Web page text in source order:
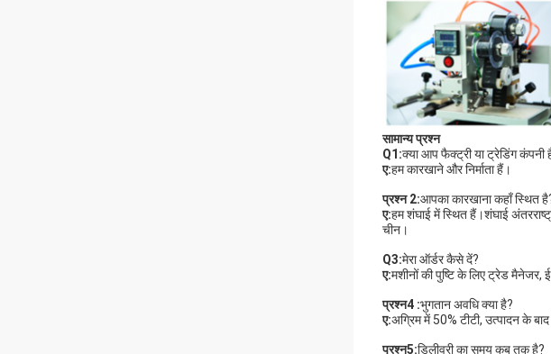
सामान्य प्रश्न
Q1:क्या आप फैक्ट्री या ट्रेडिंग कंपनी
ए:हम कारखाने और निर्माता हैं।
प्रश्न 2:आपका कारखाना कहाँ स्थित
ए:हम शंघाई में स्थित हैं।शंघाई
चीन।
Q3:मेरा ऑर्डर कैसे दें?
ए:मशीनों की पुष्टि के लिए ट्रेड
प्रश्न4 :भुगतान अवधि क्या है?
ए:अग्रिम में 50% टीटी, उत्पादन के
प्रश्न5:डिलीवरी का समय कब तक है?